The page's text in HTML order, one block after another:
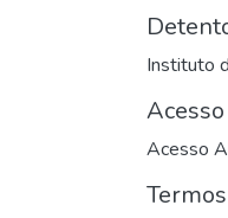
Instituto
Acesso